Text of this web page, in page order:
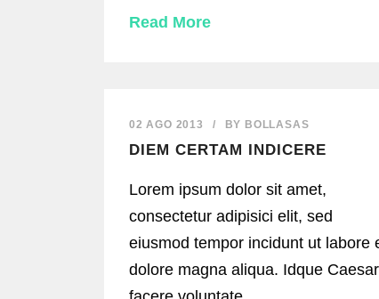
Read More
02 AGO 2013 / BY BOLLASAS
DIEM CERTAM INDICERE
Lorem ipsum dolor sit amet,
consectetur adipisici elit, sed
eiusmod tempor incidunt ut labore
dolore magna aliqua. Idque